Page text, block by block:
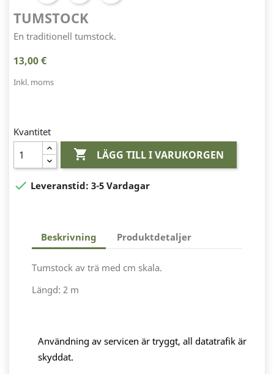
TUMSTOCK
En traditionell tumstock.
13,00 €
Inkl. moms
Kvantitet
 LÄGG TILL I VARUKORGEN
 Leveranstid: 3-5 Vardagar
Beskrivning Produktdetaljer
Tumstock av trä med cm skala.
Längd: 2 m
Användning av servicen är tryggt, all datatrafik är
skyddat.